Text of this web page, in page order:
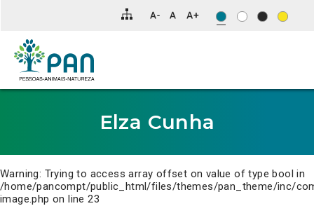
para
conteúdo
principal
da
Elza Cunha
Warning: Trying to access array offset on value of type bool in
/home/pancompt/public_html/files/themes/pan_theme/inc/
image.php on line23